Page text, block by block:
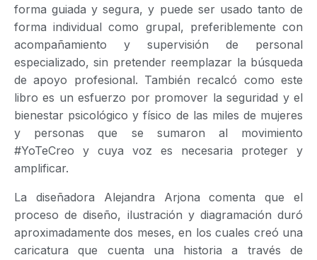
forma guiada y segura, y puede ser usado tanto de
forma individual como grupal, preferiblemente con
acompañamiento y supervisión de personal
especializado, sin pretender reemplazar la búsqueda
de apoyo profesional. También recalcó como este
libro es un esfuerzo por promover la seguridad y el
bienestar psicológico y físico de las miles de mujeres
y personas que se sumaron al movimiento
#YoTeCreo y cuya voz es necesaria proteger y
amplificar.
La diseñadora Alejandra Arjona comenta que el
proceso de diseño, ilustración y diagramación duró
aproximadamente dos meses, en los cuales creó una
caricatura que cuenta una historia a través de